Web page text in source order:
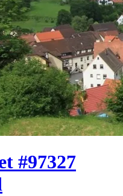
#97327